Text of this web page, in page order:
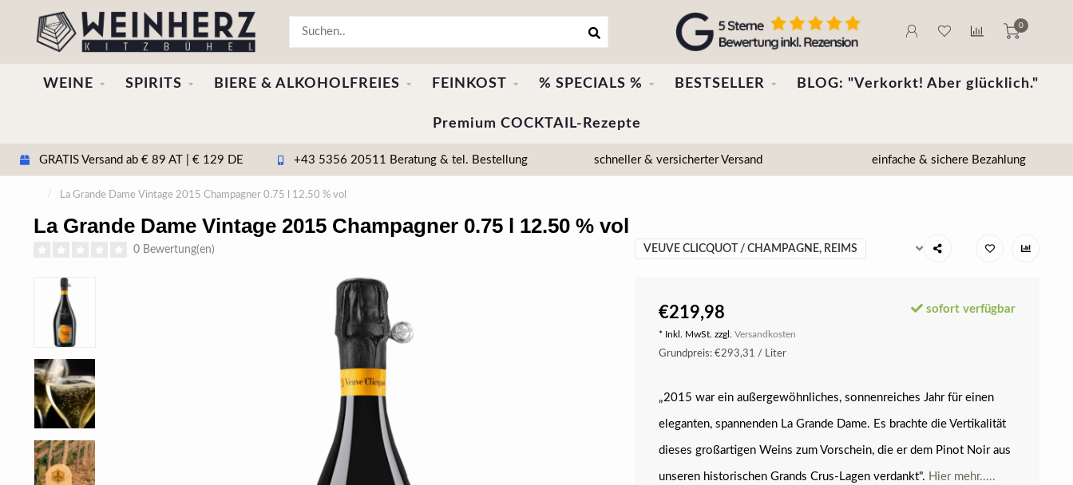
0
WEINE SPIRITS BIERE & ALKOHOLFREIES FEINKOST % SPECIALS % BESTSELLER BLOG: "Verkorkt! Aber glücklich."
Premium COCKTAIL-Rezepte
GRATIS Versand ab € 89 AT | € 129 DE +43 5356 20511 Beratung & tel. Bestellung schneller & versicherter Versand einfache & sichere Bezahlung
/ La Grande Dame Vintage 2015 Champagner 0.75 l 12.50 % vol
La Grande Dame Vintage 2015 Champagner 0.75 l 12.50 % vol
0 Bewertung(en) VEUVE CLICQUOT / CHAMPAGNE, REIMS
€219,98
* Inkl. MwSt. zzgl. Versandkosten
sofort verfügbar
Grundpreis: €293,31 / Liter
„2015 war ein außergewöhnliches, sonnenreiches Jahr für einen
eleganten, spannenden La Grande Dame. Es brachte die Vertikalität
dieses großartigen Weins zum Vorschein, die er dem Pinot Noir aus
unseren historischen Grands Crus-Lagen verdankt". Hier mehr.....